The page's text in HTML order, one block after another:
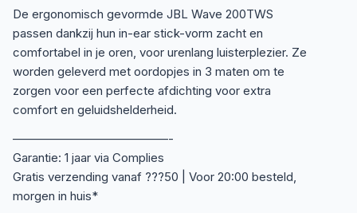
De ergonomisch gevormde JBL Wave 200TWS
passen dankzij hun in-ear stick-vorm zacht en
comfortabel in je oren, voor urenlang luisterplezier. Ze
worden geleverd met oordopjes in 3 maten om te
zorgen voor een perfecte afdichting voor extra
comfort en geluidshelderheid.
—————————————-
Garantie: 1 jaar via Complies
Gratis verzending vanaf ???50 | Voor 20:00 besteld,
morgen in huis*